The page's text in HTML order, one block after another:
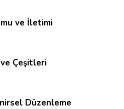
ve İletimi
Çeşitleri
Düzenleme